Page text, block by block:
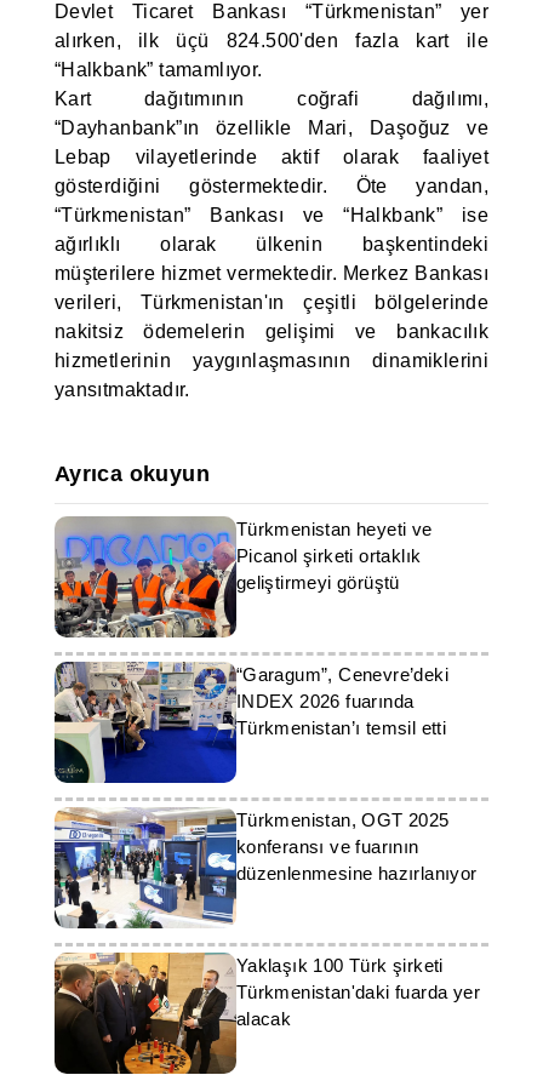
Devlet Ticaret Bankası “Türkmenistan” yer
alırken, ilk üçü 824.500'den fazla kart ile
“Halkbank” tamamlıyor.
Kart dağıtımının coğrafi dağılımı,
“Dayhanbank”ın özellikle Mari, Daşoğuz ve
Lebap vilayetlerinde aktif olarak faaliyet
gösterdiğini göstermektedir. Öte yandan,
“Türkmenistan” Bankası ve “Halkbank” ise
ağırlıklı olarak ülkenin başkentindeki
müşterilere hizmet vermektedir. Merkez Bankası
verileri, Türkmenistan'ın çeşitli bölgelerinde
nakitsiz ödemelerin gelişimi ve bankacılık
hizmetlerinin yaygınlaşmasının dinamiklerini
yansıtmaktadır.
Ayrıca okuyun
Türkmenistan heyeti ve
Picanol şirketi ortaklık
geliştirmeyi görüştü
“Garagum”, Cenevre’deki
INDEX 2026 fuarında
Türkmenistan’ı temsil etti
Türkmenistan, OGT 2025
konferansı ve fuarının
düzenlenmesine hazırlanıyor
Yaklaşık 100 Türk şirketi
Türkmenistan'daki fuarda yer
alacak